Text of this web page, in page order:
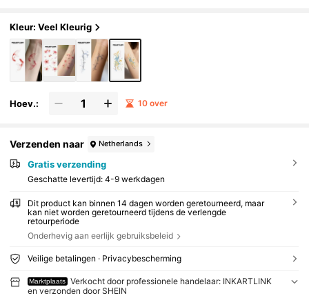
twerp Decoratie
Kleur: Veel Kleurig
Hoev.: 10 over
Verzenden naar Netherlands
Gratis verzending
Geschatte levertijd: 4-9 werkdagen
Dit product kan binnen 14 dagen worden geretourneerd, maar
kan niet worden geretourneerd tijdens de verlengde
retourperiode
Onderhevig aan eerlijk gebruiksbeleid
Veilige betalingen · Privacybescherming
Marktplaats
Verkocht door professionele handelaar: INKARTLINK
en verzonden door SHEIN